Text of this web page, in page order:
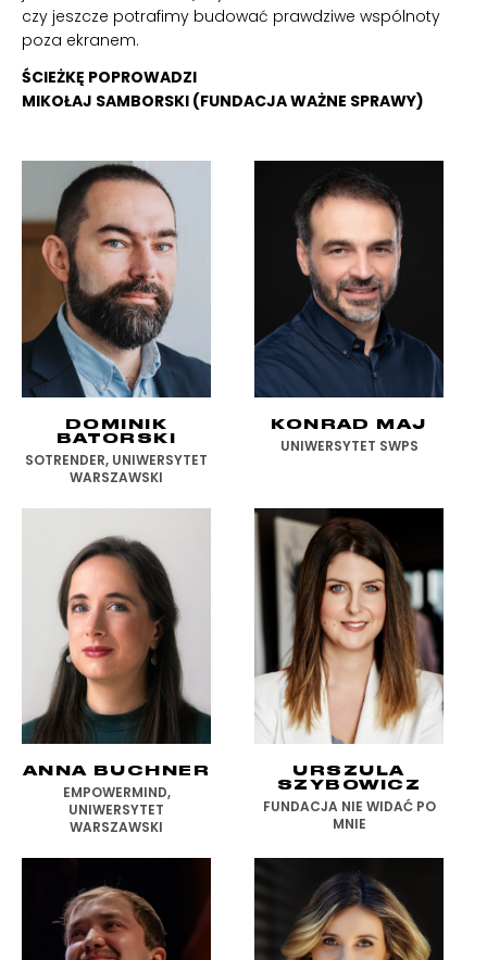
czy jeszcze potrafimy budować prawdziwe wspólnoty
poza ekranem.
ŚCIEŻKĘ POPROWADZI
MIKOŁAJ SAMBORSKI (FUNDACJA WAŻNE SPRAWY)
DOMINIK
BATORSKI
SOTRENDER, UNIWERSYTET
WARSZAWSKI
KONRAD MAJ
UNIWERSYTET SWPS
ANNA BUCHNER
EMPOWERMIND,
UNIWERSYTET
WARSZAWSKI
URSZULA
SZYBOWICZ
FUNDACJA NIE WIDAĆ PO
MNIE